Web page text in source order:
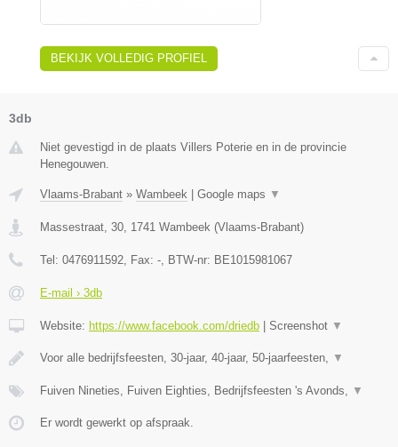
BEKIJK VOLLEDIG PROFIEL
3db
Niet gevestigd in de plaats Villers Poterie en in de provincie
Henegouwen.
Vlaams-Brabant » Wambeek Google maps ▼
Massestraat, 30 1741 Wambeek (Vlaams-Brabant)
Tel: 0476911592 , Fax: - , BTW-nr: BE1015981067
E-mail › 3db
Website: https://www.facebook.com/driedb Screenshot ▼
Voor alle bedrijfsfeesten, 30-jaar, 40-jaar, 50-jaarfeesten, ▼
Fuiven Nineties, Fuiven Eighties, Bedrijfsfeesten 's Avonds, ▼
Er wordt gewerkt op afspraak.